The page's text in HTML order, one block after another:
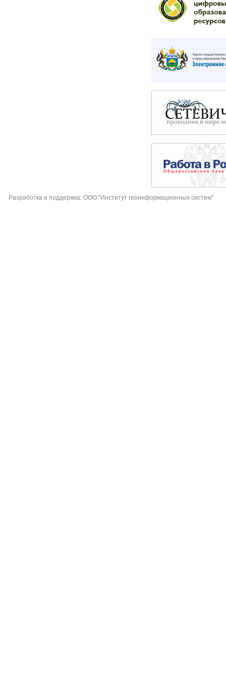
Разработка и поддержка: ООО "Институт геоинформационных систем"